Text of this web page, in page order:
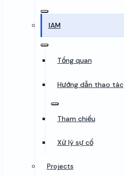
IAM
Tổng quan
Hướng dẫn thao tác
Tham chiếu
Xử lý sự cố
Projects